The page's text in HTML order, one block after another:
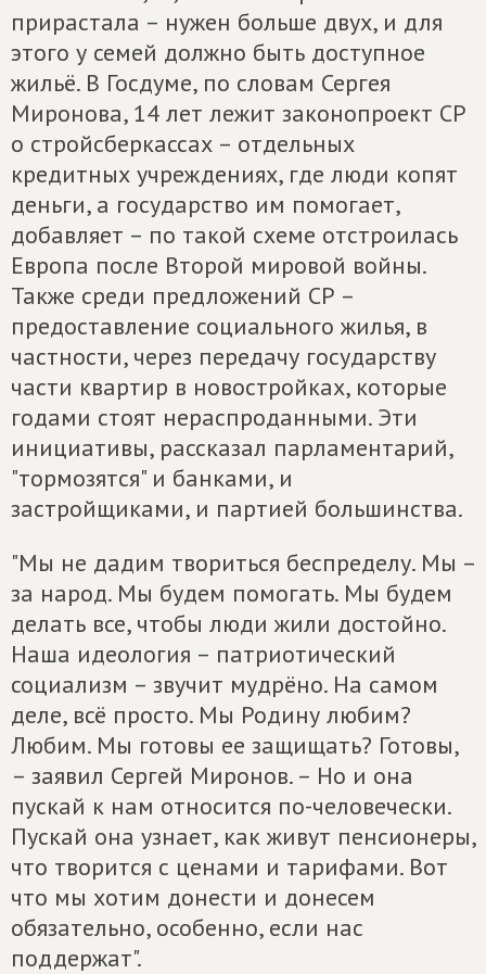
прирастала – нужен больше двух, и для
этого у семей должно быть доступное
жильё. В Госдуме, по словам Сергея
Миронова, 14 лет лежит законопроект СР
о стройсберкассах – отдельных
кредитных учреждениях, где люди копят
деньги, а государство им помогает,
добавляет – по такой схеме отстроилась
Европа после Второй мировой войны.
Также среди предложений СР –
предоставление социального жилья, в
частности, через передачу государству
части квартир в новостройках, которые
годами стоят нераспроданными. Эти
инициативы, рассказал парламентарий,
"тормозятся" и банками, и
застройщиками, и партией большинства.
"Мы не дадим твориться беспределу. Мы –
за народ. Мы будем помогать. Мы будем
делать все, чтобы люди жили достойно.
Наша идеология – патриотический
социализм – звучит мудрёно. На самом
деле, всё просто. Мы Родину любим?
Любим. Мы готовы ее защищать? Готовы,
– заявил Сергей Миронов. – Но и она
пускай к нам относится по-человечески.
Пускай она узнает, как живут пенсионеры,
что творится с ценами и тарифами. Вот
что мы хотим донести и донесем
обязательно, особенно, если нас
поддержат".